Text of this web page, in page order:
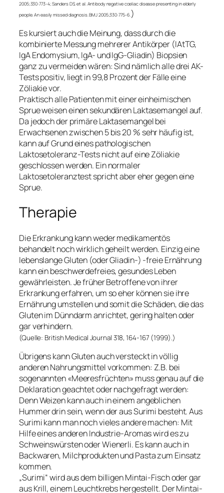
2005;330:773-4; Sanders DS, et al. Antibody negative coeliac disease presenting in elderly
people. An easily missed diagnosis. BMJ 2005;330:775-6.)
Es kursiert auch die Meinung, dass durch die
kombinierte Messung mehrerer Antikörper (IAtTG,
IgA Endomysium, IgA- und IgG-Gliadin) Biopsien
ganz zu vermeiden wären: Sind nämlich alle drei AK-
Tests positiv, liegt in 99,8 Prozent der Fälle eine
Zöliakie vor.
Praktisch alle Patienten mit einer einheimischen
Sprue weisen einen sekundären Laktasemangel auf.
Da jedoch der primäre Laktasemangel bei
Erwachsenen zwischen 5 bis 20 % sehr häufig ist,
kann auf Grund eines pathologischen
Laktosetoleranz-Tests nicht auf eine Zöliakie
geschlossen werden. Ein normaler
Laktosetoleranztest spricht aber eher gegen eine
Sprue.
Therapie
Die Erkrankung kann weder medikamentös
behandelt noch wirklich geheilt werden. Einzig eine
lebenslange Gluten (oder Gliadin-) -freie Ernährung
kann ein beschwerdefreies, gesundes Leben
gewährleisten. Je früher Betroffene von ihrer
Erkrankung erfahren, um so eher können sie ihre
Ernährung umstellen und somit die Schäden, die das
Gluten im Dünndarm anrichtet, gering halten oder
gar verhindern.
(Quelle: British Medical Journal 318, 164-167 (1999).)
Übrigens kann Gluten auch versteckt in völlig
anderen Nahrungsmittel vorkommen: Z.B. bei
sogenannten «Meeresfrüchten» muss genau auf die
Deklaration geachtet oder nachgefragt werden:
Denn Weizen kann auch in einem angeblichen
Hummer drin sein, wenn der aus Surimi besteht. Aus
Surimi kann man noch vieles andere machen: Mit
Hilfe eines anderen Industrie-Aromas wird es zu
Schweinswürsten oder Wienerli. Es kann auch in
Backwaren, Milchprodukten und Pasta zum Einsatz
kommen.
„Surimi“ wird aus dem billigen Mintai-Fisch oder gar
aus Krill, einem Leuchtkrebs hergestellt. Der Mintai-